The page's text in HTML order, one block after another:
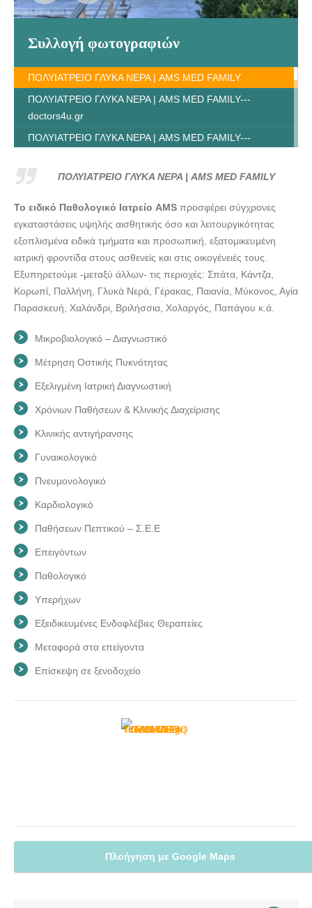
Συλλογή φωτογραφιών
ΠΟΛΥΙΑΤΡΕΙΟ ΓΛΥΚΑ ΝΕΡΑ | AMS MED FAMILY
ΠΟΛΥΙΑΤΡΕΙΟ ΓΛΥΚΑ ΝΕΡΑ | AMS MED FAMILY---
doctors4u.gr
ΠΟΛΥΙΑΤΡΕΙΟ ΓΛΥΚΑ ΝΕΡΑ | AMS MED FAMILY---
ΠΟΛΥΙΑΤΡΕΙΟ ΓΛΥΚΑ ΝΕΡΑ | AMS MED FAMILY---
ΠΟΛΥΙΑΤΡΕΙΟ ΓΛΥΚΑ ΝΕΡΑ | AMS MED FAMILY---
doctors4u.gr
ΠΟΛΥΙΑΤΡΕΙΟ ΓΛΥΚΑ ΝΕΡΑ | AMS MED FAMILY---
doctors4u.gr
ΠΟΛΥΙΑΤΡΕΙΟ ΓΛΥΚΑ ΝΕΡΑ | AMS MED FAMILY---
doctors4u.gr
doctors4u.gr
ΠΟΛΥΙΑΤΡΕΙΟ ΓΛΥΚΑ ΝΕΡΑ | AMS MED FAMILY---
doctors4u.gr
ΠΟΛΥΙΑΤΡΕΙΟ ΓΛΥΚΑ ΝΕΡΑ | AMS MED FAMILY---
doctors4u.gr
ΠΟΛΥΙΑΤΡΕΙΟ ΓΛΥΚΑ ΝΕΡΑ | AMS MED FAMILY---
doctors4u.gr
ΠΟΛΥΙΑΤΡΕΙΟ ΓΛΥΚΑ ΝΕΡΑ | AMS MED FAMILY
Το ειδικό Παθολογικό Ιατρείο AMS προσφέρει σύγχρονες
εγκαταστάσεις υψηλής αισθητικής όσο και λειτουργικότητας
εξοπλισμένα ειδικά τμήματα και προσωπική, εξατομικευμένη
ιατρική φροντίδα στους ασθενείς και στις οικογένειές τους.
Εξυπηρετούμε -μεταξύ άλλων- τις περιοχές: Σπάτα, Κάντζα,
Κορωπί, Παλλήνη, Γλυκά Νερά, Γέρακας, Παιανία, Μύκονος, Αγία
Παρασκευή, Χαλάνδρι, Βριλήσσια, Χολαργός, Παπάγου κ.ά.
Μικροβιολογικό – Διαγνωστικό
Μέτρηση Οστικής Πυκνότητας
Εξελιγμένη Ιατρική Διαγνωστική
Χρόνιων Παθήσεων & Κλινικής Διαχείρισης
Κλινικής αντιγήρανσης
Γυναικολογικό
Πνευμονολογικό
Καρδιολογικό
Παθήσεων Πεπτικού – Σ.Ε.Ε
Επειγόντων
Παθολογικό
Υπερήχων
Εξειδικευμένες Ενδοφλέβιες Θεραπείες
Μεταφορά στα επείγοντα
Επίσκεψη σε ξενοδοχείο
Πλοήγηση με Google Maps